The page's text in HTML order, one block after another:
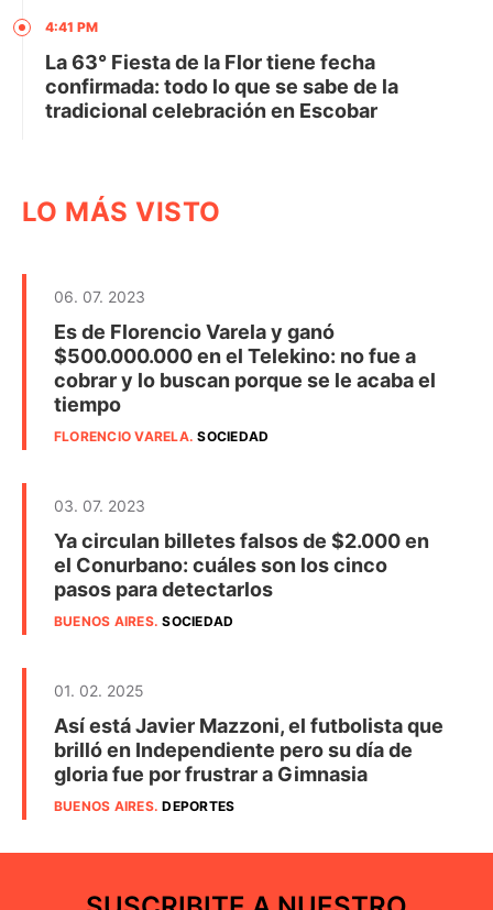
4:41 PM
La 63° Fiesta de la Flor tiene fecha
confirmada: todo lo que se sabe de la
tradicional celebración en Escobar
LO MÁS VISTO
06. 07. 2023
Es de Florencio Varela y ganó
$500.000.000 en el Telekino: no fue a
cobrar y lo buscan porque se le acaba el
tiempo
FLORENCIO VARELA.SOCIEDAD
03. 07. 2023
Ya circulan billetes falsos de $2.000 en
el Conurbano: cuáles son los cinco
pasos para detectarlos
BUENOS AIRES.SOCIEDAD
01. 02. 2025
Así está Javier Mazzoni, el futbolista que
brilló en Independiente pero su día de
gloria fue por frustrar a Gimnasia
BUENOS AIRES.DEPORTES